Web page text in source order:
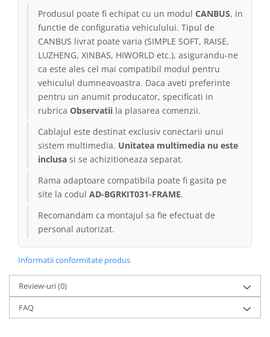
Conectică Kia
Conectică Hyundai
Conectică Mitsubishi
Lumini ambientale
Produsul poate fi echipat cu un modul CANBUS, in
functie de configuratia vehiculului. Tipul de
CANBUS livrat poate varia (SIMPLE SOFT, RAISE,
LUZHENG, XINBAS, HIWORLD etc.), asigurandu-ne
ca este ales cel mai compatibil modul pentru
vehiculul dumneavoastra. Daca aveti preferinte
pentru un anumit producator, specificati in
rubrica Observatii la plasarea comenzii.
Cablajul este destinat exclusiv conectarii unui
sistem multimedia. Unitatea multimedia nu este
inclusa si se achizitioneaza separat.
Rama adaptoare compatibila poate fi gasita pe
site la codul AD-BGRKIT031-FRAME.
Recomandam ca montajul sa fie efectuat de
personal autorizat.
Informatii conformitate produs
Review-uri(0)
FAQ